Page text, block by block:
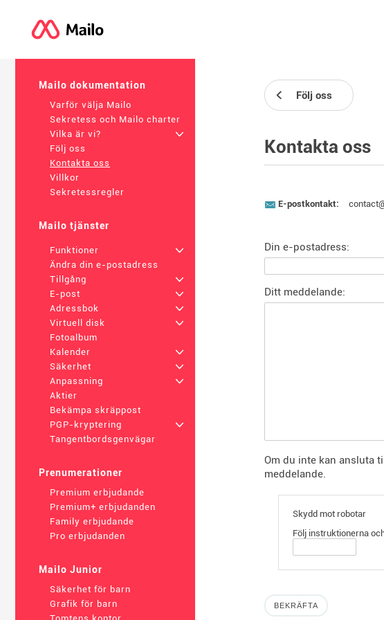
Mailo dokumentation
Varför välja Mailo
Sekretess och Mailo charter
Vilka är vi?
+
Följ oss
Kontakta oss
Villkor
Sekretessregler
Mailo tjänster
Funktioner
+
Ändra din e-postadress
Tillgång
+
E-post
+
Adressbok
+
Virtuell disk
+
Fotoalbum
Kalender
+
Säkerhet
+
Anpassning
+
Aktier
Bekämpa skräppost
PGP-kryptering
+
Tangentbordsgenvägar
Prenumerationer
Premium erbjudande
Premium+ erbjudanden
Family erbjudande
Pro erbjudanden
Mailo Junior
Säkerhet för barn
Grafik för barn
Följ oss
Kontakta oss
E-postkontakt:
Din e-postadress:
Ditt meddelande:
Om du inte kan ansluta
meddelande.
Skydd mot robotar
Följ instruktionerna